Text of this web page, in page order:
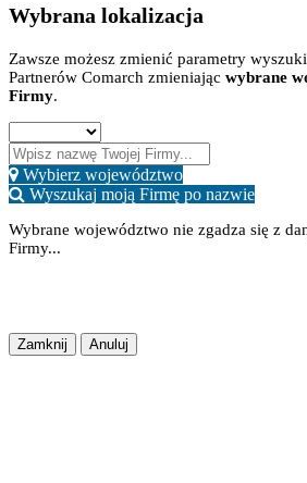
Wybrana lokalizacja
Zawsze możesz zmienić parametry
Partnerów Comarch zmieniając wybrane
Firmy.
Wybierz województwo
Wyszukaj moją Firmę po nazwie
Wybrane województwo nie zgadza się z
Firmy...
Zamknij Anuluj